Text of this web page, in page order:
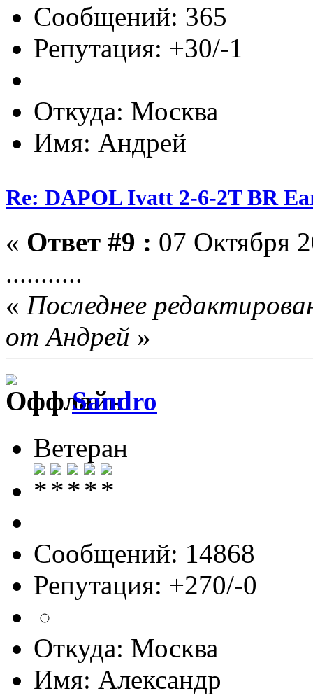
Сообщений: 365
Репутация: +30/-1
Откуда: Москва
Имя: Андрей
Re: DAPOL Ivatt 2-6-2T BR
« Ответ #9 : 07 Октября
...........
« Последнее
от Андрей »
Sandro
Ветеран
Сообщений: 14868
Репутация: +270/-0
Откуда: Москва
Имя: Александр